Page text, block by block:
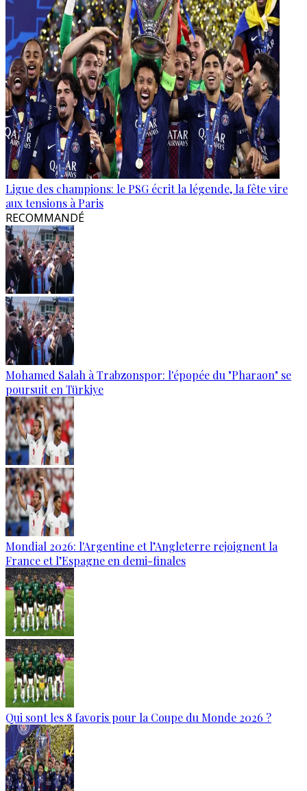
Ligue des champions: le PSG écrit la légende, la fête vire
aux tensions à Paris
RECOMMANDÉ
Mohamed Salah à Trabzonspor: l'épopée du "Pharaon" se
poursuit en Türkiye
Mondial 2026: l'Argentine et l’Angleterre rejoignent la
France et l’Espagne en demi-finales
Qui sont les 8 favoris pour la Coupe du Monde 2026 ?